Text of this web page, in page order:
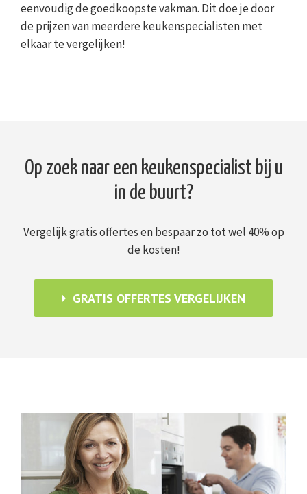
eenvoudig de goedkoopste vakman. Dit doe je door
de prijzen van meerdere keukenspecialisten met
elkaar te vergelijken!
Op zoek naar een keukenspecialist bij u
in de buurt?
Vergelijk gratis offertes en bespaar zo tot wel 40% op
de kosten!
GRATIS OFFERTES VERGELIJKEN